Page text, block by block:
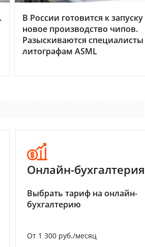
В России готовится к запуску
новое производство чипов.
Разыскиваются
литографам ASML
Онлайн-бухгалтерия
Выбрать тариф на онлайн-
бухгалтерию
От 1 300 руб./месяц